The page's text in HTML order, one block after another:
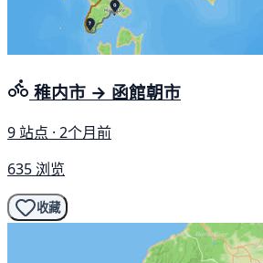
稚内市 → 函館朝市
9 站点 · 2个月前
635 浏览
收藏